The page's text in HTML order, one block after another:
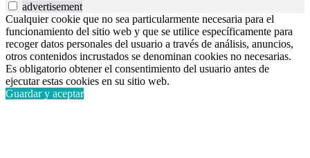
advertisement
Cualquier cookie que no sea particularmente necesaria para el
funcionamiento del sitio web y que se utilice específicamente para
recoger datos personales del usuario a través de análisis, anuncios,
otros contenidos incrustados se denominan cookies no necesarias.
Es obligatorio obtener el consentimiento del usuario antes de
ejecutar estas cookies en su sitio web.
Guardar y aceptar